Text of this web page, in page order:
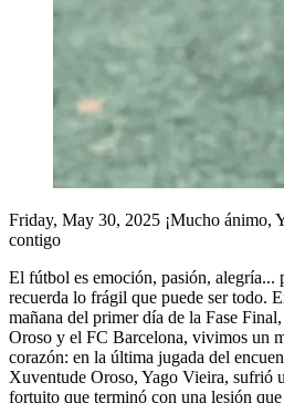
Friday, May 30, 2025 ¡Mucho ánimo,
contigo
El fútbol es emoción, pasión, alegría...
recuerda lo frágil que puede ser todo.
mañana del primer día de la Fase
Oroso y el FC Barcelona, vivimos un
corazón: en la última jugada del
Xuventude Oroso, Yago Vieira, sufrió
fortuito que terminó con una lesión